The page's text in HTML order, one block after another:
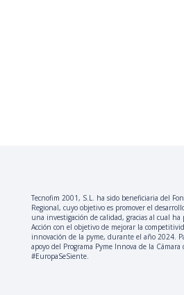
Tecnofim 2001, S.L. ha sido beneficiaria del
Regional, cuyo objetivo es promover el
una investigación de calidad, gracias al cual
Acción con el objetivo de mejorar la
innovación de la pyme, durante el año 2024.
apoyo del Programa Pyme Innova de la Cámara
#EuropaSeSiente.